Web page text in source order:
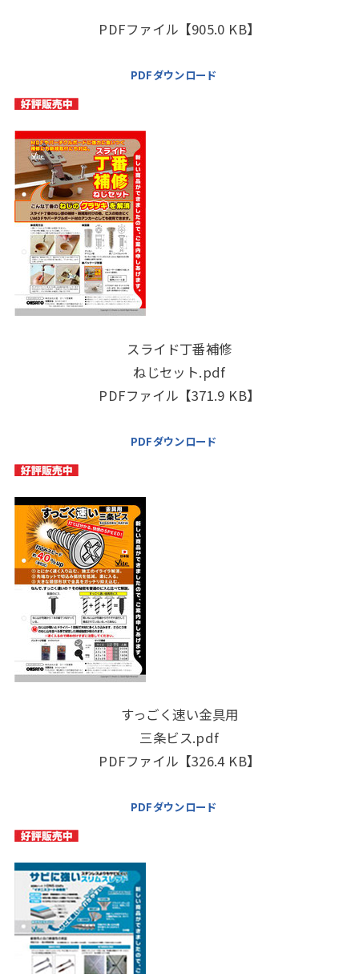
PDFファイル【905.0 KB】
PDFダウンロード
スライド丁番補修
ねじセット.pdf
PDFファイル【371.9 KB】
PDFダウンロード
すっごく速い金具用
三条ビス.pdf
PDFファイル【326.4 KB】
PDFダウンロード